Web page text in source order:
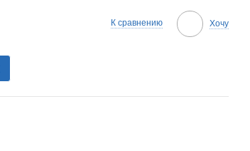
К сравнению Хочу